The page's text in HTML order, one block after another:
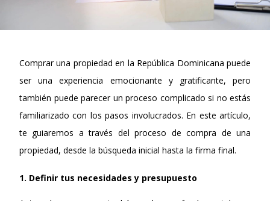
Comprar una propiedad en la República Dominicana puede
ser una experiencia emocionante y gratificante, pero
también puede parecer un proceso complicado si no estás
familiarizado con los pasos involucrados. En este artículo,
te guiaremos a través del proceso de compra de una
propiedad, desde la búsqueda inicial hasta la firma final.
1. Definir tus necesidades y presupuesto